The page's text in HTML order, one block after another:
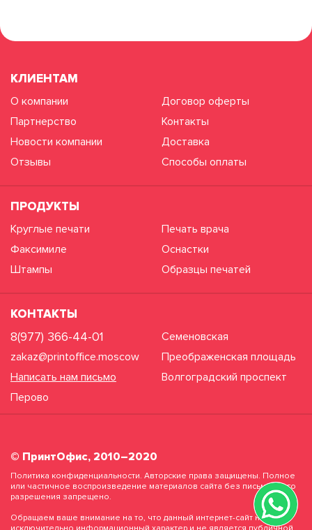
КЛИЕНТАМ
О компании
Партнерство
Новости компании
Отзывы
Договор оферты
Контакты
Доставка
Способы оплаты
ПРОДУКТЫ
Круглые печати
Факсимиле
Штампы
Печать врача
Оснастки
Образцы печатей
КОНТАКТЫ
8(977) 366-44-01
zakaz@printoffice.moscow
Написать нам письмо
Перово
Семеновская
Преображенская площадь
Волгоградский проспект
© ПринтОфис, 2010–2020
Политика конфиденциальности. Авторские права защищены. Полное
или частичное воспроизведение материалов сайта без письменного
разрешения запрещено.
Обращаем ваше внимание на то, что данный интернет-сайт носит